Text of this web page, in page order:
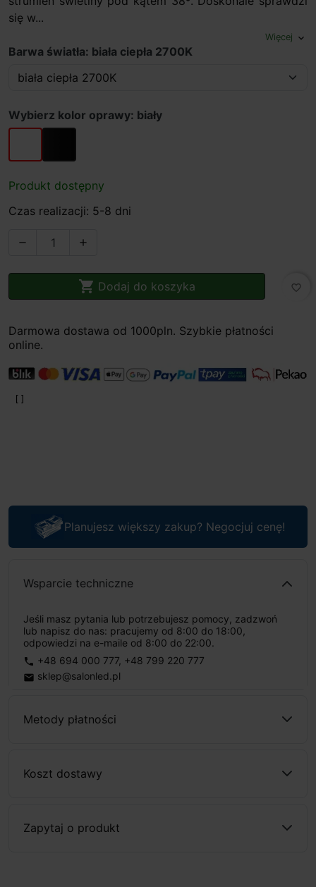
się w...
Więcej expand_more
Barwa światła: biała ciepła 2700K
Wybierz kolor oprawy: biały
biały czarny
Produkt dostępny
Czas realizacji: 5-8 dni
 
 Dodaj do koszyka favorite_border
Darmowa dostawa od 1000pln. Szybkie płatności
online.
Planujesz większy zakup? Negocjuj cenę!
Wsparcie techniczne
Jeśli masz pytania lub potrzebujesz pomocy, zadzwoń
lub napisz do nas: pracujemy od 8:00 do 18:00,
odpowiedzi na e-maile od 8:00 do 22:00.
phone +48 694 000 777, +48 799 220 777
email sklep@salonled.pl
Metody płatności
Koszt dostawy
Zapytaj o produkt